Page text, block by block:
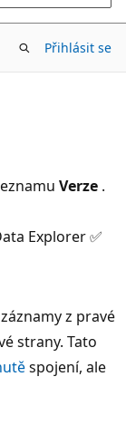
Přihlásit se
Verze.
Explorer ✅
z pravé
strany. Tato
spojení, ale